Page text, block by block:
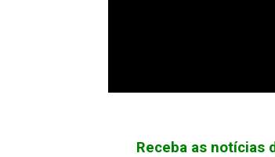
Receba as notícias